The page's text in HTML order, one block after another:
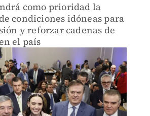
como prioridad la
condiciones idóneas para
y reforzar cadenas de
el país